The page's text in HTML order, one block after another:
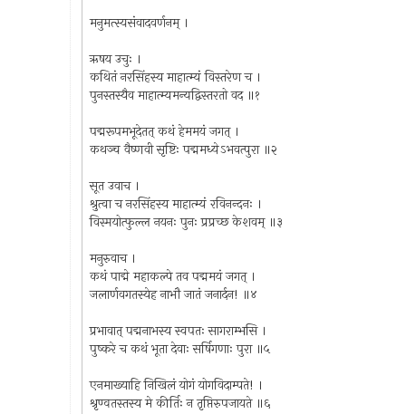
मनुमत्स्यसंवादवर्णनम् ।
ऋषय उचुः ।
कथितं नरसिंहस्य माहात्म्यं विस्तरेण च ।
पुनस्तस्यैव माहात्म्यमन्यद्विस्तरतो वद ॥१
पद्मरूपमभूदेतत् कथं हेममयं जगत् ।
कथञ्च वैष्णवी सृष्टिः पद्ममध्येऽभवत्पुरा ॥२
सूत उवाच ।
श्रुत्वा च नरसिंहस्य माहात्म्यं रविनन्दनः ।
विस्मयोत्फुल्ल नयनः पुनः प्रप्रच्छ केशवम् ॥३
मनुरुवाच ।
कथं पाद्मे महाकल्पे तव पद्ममयं जगत् ।
जलार्णवगतस्येह नाभौ जातं जनार्दन! ॥४
प्रभावात् पद्मनाभस्य स्वपतः सागराम्भसि ।
पुष्करे च कथं भूता देवाः सर्षिगणाः पुरा ॥५
एनमाख्याहि निखिलं योगं योगविदाम्पते! ।
श्रृण्वतस्तस्य मे कीर्तिः न तृप्तिरुपजायते ॥६